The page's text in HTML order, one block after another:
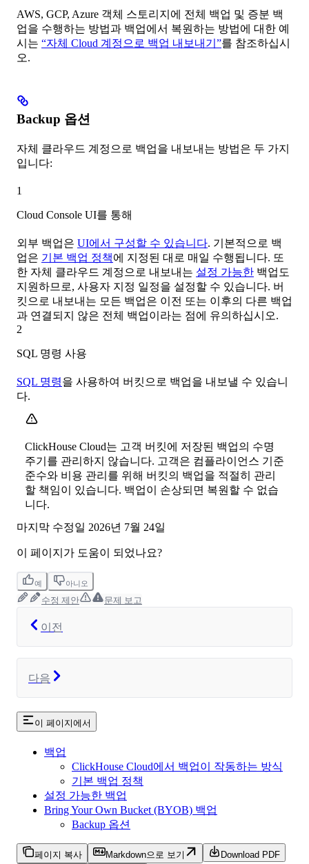
AWS, GCP, Azure 객체 스토리지에 전체 백업 및 증분 백
업을 수행하는 방법과 백업에서 복원하는 방법에 대한 예
시는 “자체 Cloud 계정으로 백업 내보내기”를 참조하십시
오.
Backup 옵션
자체 클라우드 계정으로 백업을 내보내는 방법은 두 가지
입니다:
1
Cloud Console UI를 통해
외부 백업은 UI에서 구성할 수 있습니다. 기본적으로 백
업은 기본 백업 정책에 지정된 대로 매일 수행됩니다. 또
한 자체 클라우드 계정으로 내보내는 설정 가능한 백업도
지원하므로, 사용자 지정 일정을 설정할 수 있습니다. 버
킷으로 내보내는 모든 백업은 이전 또는 이후의 다른 백업
과 연결되지 않은 전체 백업이라는 점에 유의하십시오.
2
SQL 명령 사용
SQL 명령을 사용하여 버킷으로 백업을 내보낼 수 있습니
다.
ClickHouse Cloud는 고객 버킷에 저장된 백업의 수명
주기를 관리하지 않습니다. 고객은 컴플라이언스 기준
준수와 비용 관리를 위해 버킷의 백업을 적절히 관리
할 책임이 있습니다. 백업이 손상되면 복원할 수 없습
니다.
마지막 수정일 2026년 7월 24일
이 페이지가 도움이 되었나요?
예 아니오
수정 제안 문제 보고
이전
다음
이 페이지에서
백업
ClickHouse Cloud에서 백업이 작동하는 방식
기본 백업 정책
설정 가능한 백업
Bring Your Own Bucket (BYOB) 백업
Backup 옵션
페이지 복사 Markdown으로 보기 Download PDF